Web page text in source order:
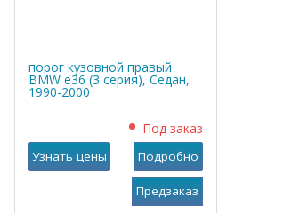
порог кузовной правый
BMW е36 (3 серия), Седан,
1990-2000
Под заказ
Узнать цены Подробно